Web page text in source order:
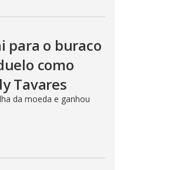
para o buraco
como
Tavares
da moeda e ganhou